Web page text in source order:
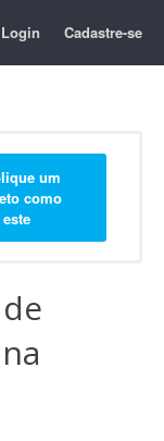
Login Cadastre-se
um
como
este